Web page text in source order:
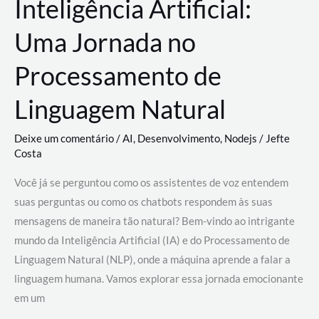
Inteligência Artificial:
Uma Jornada no
Processamento de
Linguagem Natural
Deixe um comentário/AI, Desenvolvimento, Nodejs / Jefte
Costa
Você já se perguntou como os assistentes de voz entendem
suas perguntas ou como os chatbots respondem às suas
mensagens de maneira tão natural? Bem-vindo ao intrigante
mundo da Inteligência Artificial (IA) e do Processamento de
Linguagem Natural (NLP), onde a máquina aprende a falar a
linguagem humana. Vamos explorar essa jornada emocionante
em um